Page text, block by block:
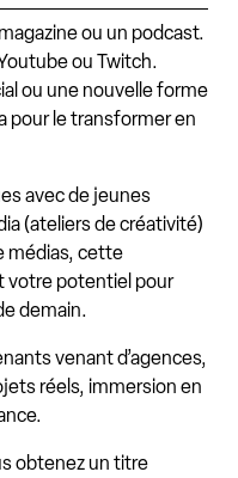
ou un podcast.
ou Twitch.
ou une nouvelle forme
pour le transformer en
avec de jeunes
(ateliers de créativité)
médias, cette
votre potentiel pour
demain.
venant d’agences,
réels, immersion en
obtenez un titre